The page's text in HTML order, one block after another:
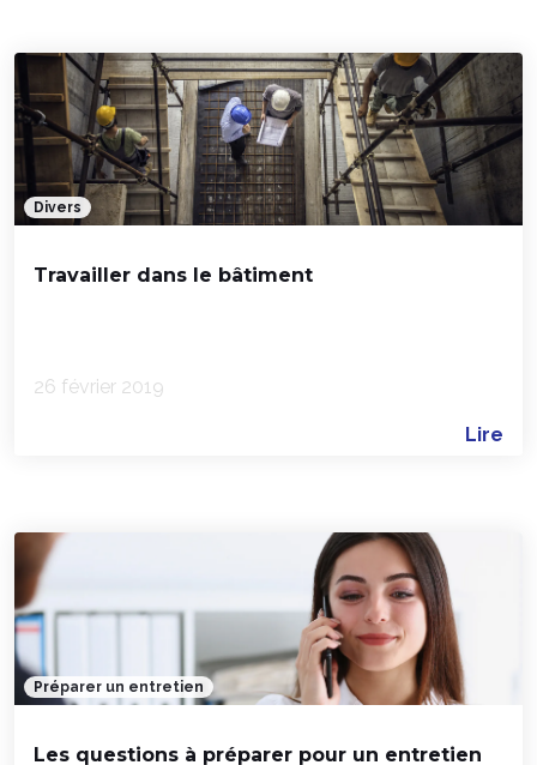
Divers
Travailler dans le bâtiment
26 février 2019
Lire
Préparer un entretien
Les questions à préparer pour un entretien